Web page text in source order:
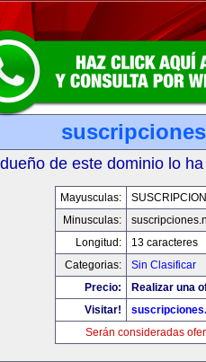
de este dominio lo
Mayusculas:
Minusculas:
Longitud:
13 caracteres
Categorias:
Sin Clasificar
Precio:
Realizar una
Visitar!
Serán consideradas